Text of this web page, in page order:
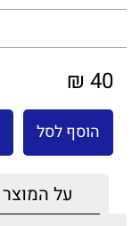
40 ₪
הוסף לסל
על המוצר